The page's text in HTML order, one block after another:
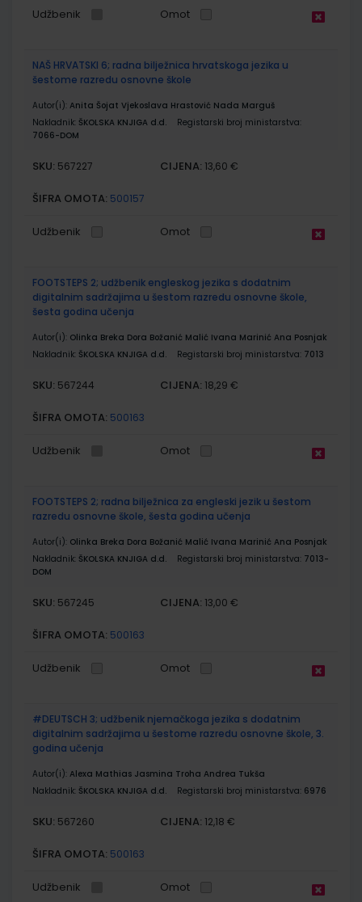
Udžbenik Omot
NAŠ HRVATSKI 6; radna bilježnica hrvatskoga jezika u
šestome razredu osnovne škole
Autor(i): Anita Šojat Vjekoslava Hrastović Nada Marguš
Nakladnik: ŠKOLSKA KNJIGA d.d.
Registarski broj ministarstva:
7066-DOM
SKU: 567227 CIJENA: 13,60 €
ŠIFRA OMOTA: 500157
Udžbenik Omot
FOOTSTEPS 2; udžbenik engleskog jezika s dodatnim
digitalnim sadržajima u šestom razredu osnovne škole,
šesta godina učenja
Autor(i): Olinka Breka Dora Božanić Malić Ivana Marinić Ana Posnjak
Nakladnik: ŠKOLSKA KNJIGA d.d. Registarski broj ministarstva: 7013
SKU: 567244 CIJENA: 18,29 €
ŠIFRA OMOTA: 500163
Udžbenik Omot
FOOTSTEPS 2; radna bilježnica za engleski jezik u šestom
razredu osnovne škole, šesta godina učenja
Autor(i): Olinka Breka Dora Božanić Malić Ivana Marinić Ana Posnjak
Nakladnik: ŠKOLSKA KNJIGA d.d. Registarski broj ministarstva: 7013-
DOM
SKU: 567245 CIJENA: 13,00 €
ŠIFRA OMOTA: 500163
Udžbenik Omot
#DEUTSCH 3; udžbenik njemačkoga jezika s dodatnim
digitalnim sadržajima u šestome razredu osnovne škole, 3.
godina učenja
Autor(i): Alexa Mathias Jasmina Troha Andrea Tukša
Nakladnik: ŠKOLSKA KNJIGA d.d. Registarski broj ministarstva: 6976
SKU: 567260 CIJENA: 12,18 €
ŠIFRA OMOTA: 500163
Udžbenik Omot